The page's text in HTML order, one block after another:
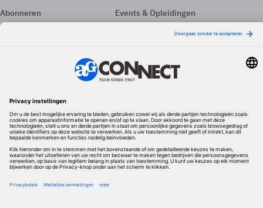
Abonneren
Adverteren
Events & Opleidingen
Nieuwsbrieven
Volg ons
Redactionele partner